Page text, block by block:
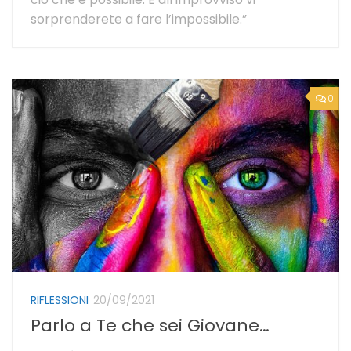
sorprenderete a fare l’impossibile.”
0
RIFLESSIONI 20/09/2021
Parlo a Te che sei Giovane…